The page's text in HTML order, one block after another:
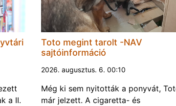
a II.
Toto megint tarolt -NAV
sajtóinformáció
2026. augusztus. 6. 00:10
Még ki sem nyitották a ponyvát,
már jelzett. A cigaretta- és